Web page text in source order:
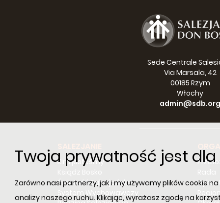
Twoja prywatność jest
Zarówno nasi partnerzy, jak i my używamy plików cookie
analizy naszego ruchu. Klikając, wyrażasz zgodę na
Sede Centrale
Via Marsala, 42
00185 Rzym
Włochy
admin@sdb.org
Kim jesteśmy
Świętość Salezjańska
System Wychowawczy
Regiony